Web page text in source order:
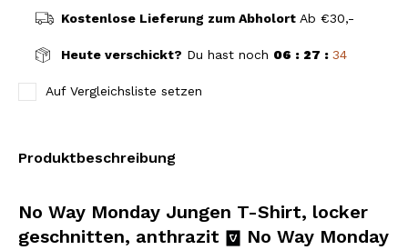
Kostenlose Lieferung zum AbholortAb €30,-
Heute verschickt? Du hast noch 06 : 27 : 33
Auf Vergleichsliste setzen
Produktbeschreibung
No Way Monday Jungen T-Shirt, locker
geschnitten, anthrazit
No Way Monday